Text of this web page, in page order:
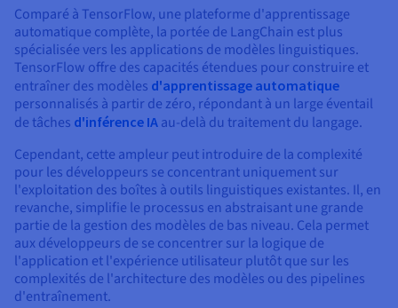
Comparé à TensorFlow, une plateforme d'apprentissage
automatique complète, la portée de LangChain est plus
spécialisée vers les applications de modèles linguistiques.
TensorFlow offre des capacités étendues pour construire et
entraîner des modèles d'apprentissage automatique
personnalisés à partir de zéro, répondant à un large éventail
de tâches d'inférence IA au-delà du traitement du langage.
Cependant, cette ampleur peut introduire de la complexité
pour les développeurs se concentrant uniquement sur
l'exploitation des boîtes à outils linguistiques existantes. Il, en
revanche, simplifie le processus en abstraisant une grande
partie de la gestion des modèles de bas niveau. Cela permet
aux développeurs de se concentrer sur la logique de
l'application et l'expérience utilisateur plutôt que sur les
complexités de l'architecture des modèles ou des pipelines
d'entraînement.